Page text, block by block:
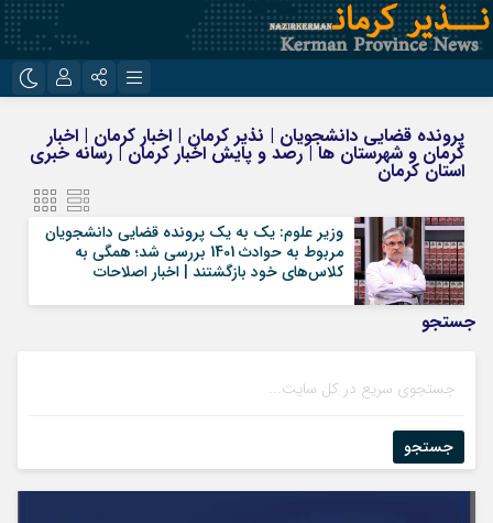
روبیکا
ایتا
مرا به خاطر بسپار
پرونده قضایی دانشجویان | نذیر کرمان | اخبار کرمان | اخبار
کرمان و شهرستان ها | رصد و پایش اخبار کرمان | رسانه خبری
استان کرمان
وزیر علوم: یک به یک پرونده قضایی دانشجویان
مربوط به حوادث 1401 بررسی شد؛ همگی به
کلاس‌های خود بازگشتند | اخبار اصلاحات
جستجو
جستجو